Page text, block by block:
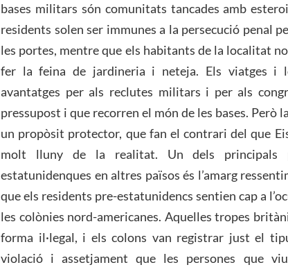
bases militars són comunitats tancades amb
residents solen ser immunes a la persecució penal
les portes, mentre que els habitants de la localitat
fer la feina de jardineria i neteja. Els viatges i
avantatges per als reclutes militars i per als
pressupost i que recorren el món de les bases. Però
un propòsit protector, que fan el contrari del que
molt lluny de la realitat. Un dels principals
estatunidenques en altres països és l’amarg
que els residents pre-estatunidencs sentien cap a
les colònies nord-americanes. Aquelles tropes
forma il·legal, i els colons van registrar just el
violació i assetjament que les persones que